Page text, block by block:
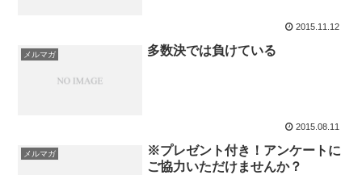
2015.11.12
メルマガ 多数決では負けている
2015.08.11
メルマガ
※プレゼント付き！アンケートに
ご協力いただけませんか？